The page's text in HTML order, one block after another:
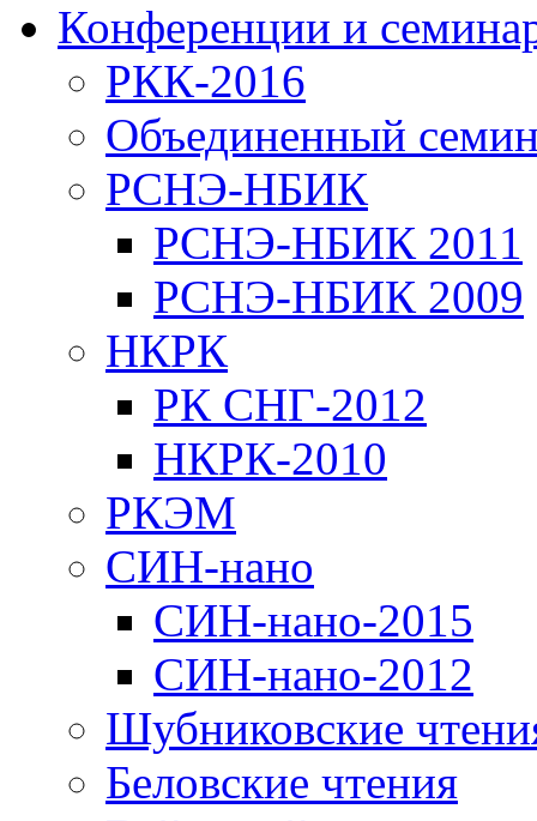
Конференции и
РКК-2016
Объединенный
РСНЭ-НБИК
РСНЭ-НБИК 2011
РСНЭ-НБИК 2009
НКРК
РК СНГ-2012
НКРК-2010
РКЭМ
СИН-нано
СИН-нано-2015
СИН-нано-2012
Шубниковские
Беловские чтения